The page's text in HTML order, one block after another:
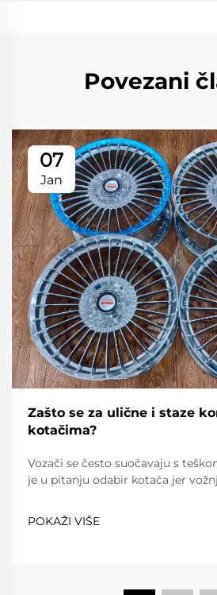
Povezani
07
Jan
Zašto se za ulične i staze
kotačima?
Vozači se često suočavaju s
je u pitanju odabir kotača jer
propisa, dok vožnja na stazi
snagu i preciznost. Kovanim
POKAŽI VIŠE